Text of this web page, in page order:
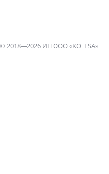
© 2018—2026 ИП ООО «KOLESA»